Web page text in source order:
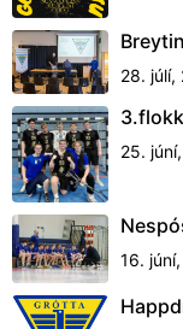
28. júlí,
25.
16.